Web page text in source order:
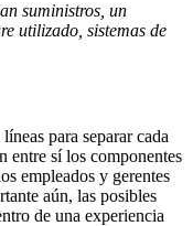
suministros, un
utilizado, sistemas de
para separar cada
entre sí los componentes
empleados y gerentes
aún, las posibles
de una experiencia